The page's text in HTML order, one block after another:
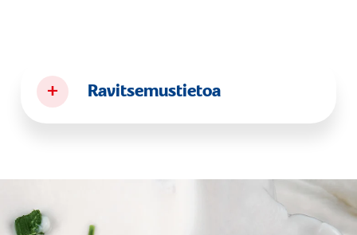
+ Ravitsemustietoa